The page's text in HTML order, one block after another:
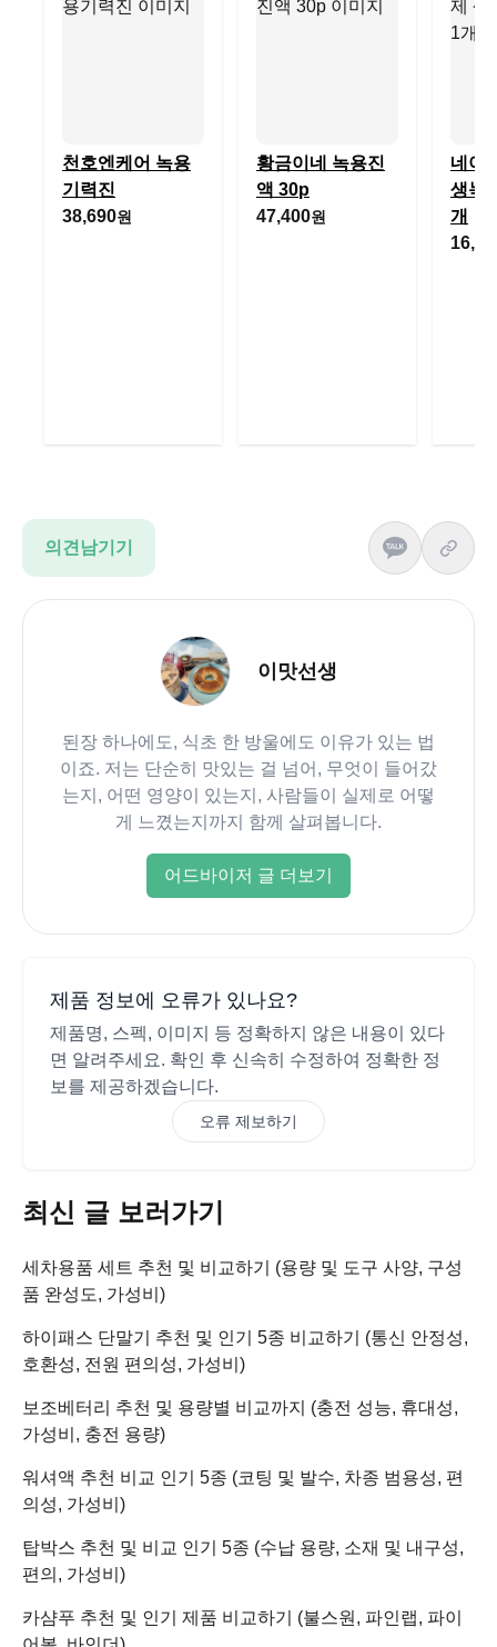
천호엔케어 녹용
기력진
38,690원
황금이네 녹용진
액 30p
47,400원
네이
생녹
개
의견남기기
이맛선생
된장 하나에도, 식초 한 방울에도 이유가 있는 법
이죠. 저는 단순히 맛있는 걸 넘어, 무엇이 들어갔
는지, 어떤 영양이 있는지, 사람들이 실제로 어떻
게 느꼈는지까지 함께 살펴봅니다.
어드바이저 글 더보기
제품 정보에 오류가 있나요?
제품명, 스펙, 이미지 등 정확하지 않은 내용이 있다
면 알려주세요. 확인 후 신속히 수정하여 정확한 정
보를 제공하겠습니다.
오류 제보하기
최신 글 보러가기
세차용품 세트 추천 및 비교하기 (용량 및 도구 사양, 구성
품 완성도, 가성비)
하이패스 단말기 추천 및 인기 5종 비교하기 (통신 안정성,
호환성, 전원 편의성, 가성비)
보조베터리 추천 및 용량별 비교까지 (충전 성능, 휴대성,
가성비, 충전 용량)
워셔액 추천 비교 인기 5종 (코팅 및 발수, 차종 범용성, 편
의성, 가성비)
탑박스 추천 및 비교 인기 5종 (수납 용량, 소재 및 내구성,
편의, 가성비)
카샴푸 추천 및 인기 제품 비교하기 (불스원, 파인랩, 파이